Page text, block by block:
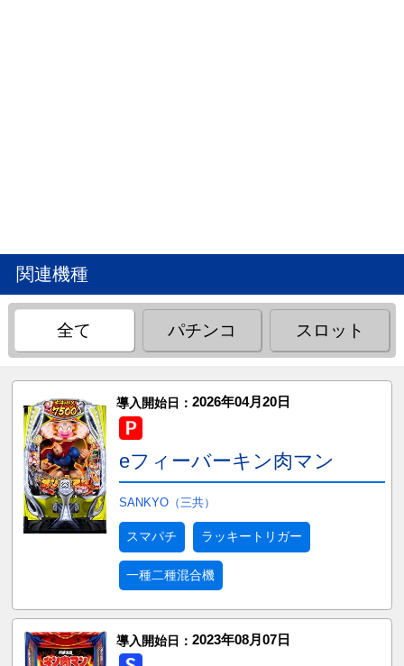
関連機種
全て パチンコ スロット
導入開始日： 2026年04月20日
eフィーバーキン肉マン
SANKYO（三共）
スマパチ ラッキートリガー
一種二種混合機
導入開始日： 2023年08月07日